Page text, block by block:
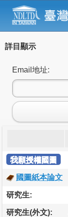
詳目顯示
Email地址:
我願授權國圖
國圖紙本論文
研究生:
研究生(外文):